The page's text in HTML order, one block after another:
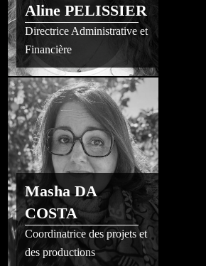
Aline PELISSIER
Directrice Administrative et
Financière
Masha DA
COSTA
Coordinatrice des projets et
des productions